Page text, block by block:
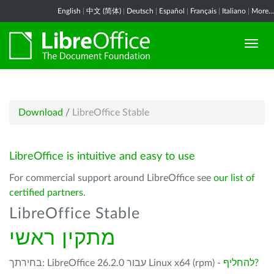
English 中文 (简体) Deutsch Español Français Italiano More...
Download / LibreOffice Stable
LibreOffice is intuitive and easy to use
For commercial support around LibreOffice see our list of
certified partners.
LibreOffice Stable
מתקין ראשי
בחירתך: LibreOffice 26.2.0 עבור Linux x64 (rpm) - להחליף?